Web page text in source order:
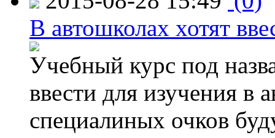
В автошколах хотят
Учебный курс под
ввести для изучения
специалиных очков